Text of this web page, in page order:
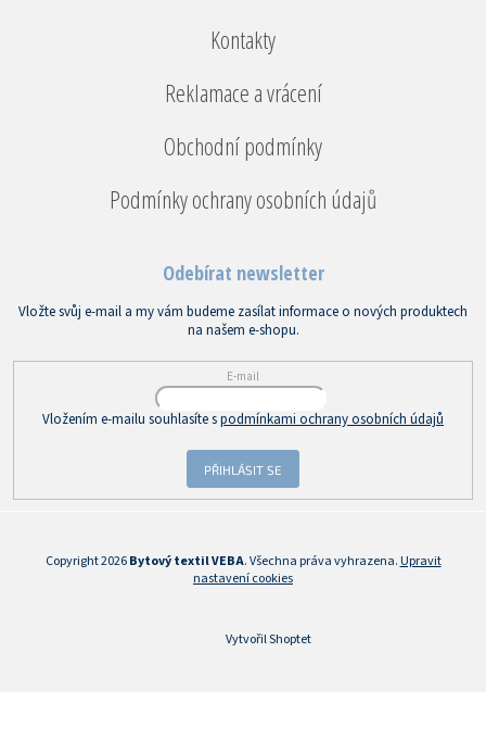
Kontakty
Reklamace a vrácení
Obchodní podmínky
Podmínky ochrany osobních údajů
Odebírat newsletter
Vložte svůj e-mail a my vám budeme zasílat informace o nových produktech
na našem e-shopu.
E-mail
Vložením e-mailu souhlasíte spodmínkami ochrany osobních údajů
PŘIHLÁSIT SE
Vytvořil Shoptet
Copyright 2026Bytový textil VEBA. Všechna práva vyhrazena. Upravit
nastavení cookies